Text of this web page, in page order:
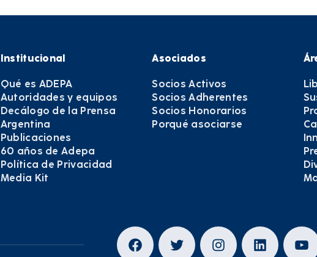
Institucional
Qué es ADEPA
Autoridades y equipos
Decálogo de la Prensa
Argentina
Publicaciones
60 años de Adepa
Política de Privacidad
Media Kit
Asociados
Socios Activos
Socios Adherentes
Socios Honorarios
Porqué asociarse
Facebook
TwitterInstagram